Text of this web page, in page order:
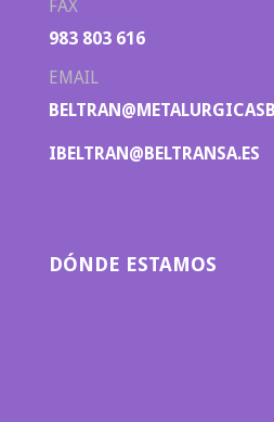
FAX
983 803 616
EMAIL
IBELTRAN@BELTRANSA.ES
DÓNDE ESTAMOS